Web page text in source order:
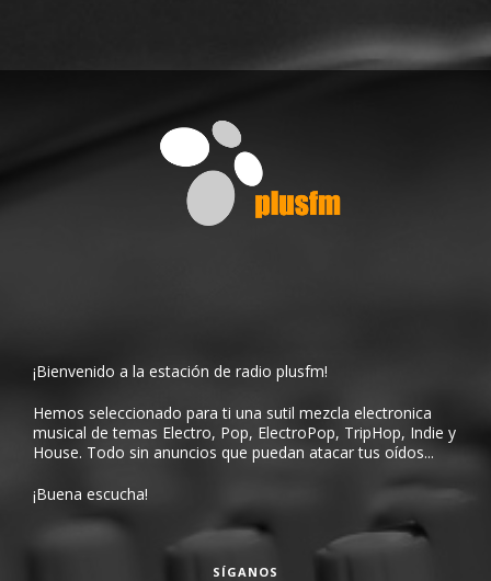
¡Bienvenido a la estación de radio plusfm!
Hemos seleccionado para ti una sutil mezcla electronica
musical de temas Electro, Pop, ElectroPop, TripHop, Indie y
House. Todo sin anuncios que puedan atacar tus oídos...
¡Buena escucha!
SÍGANOS